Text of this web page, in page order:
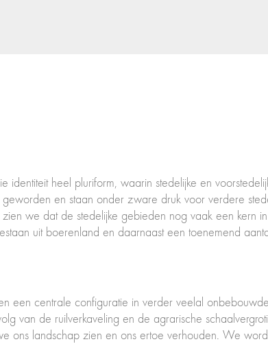
heel pluriform, waarin stedelijke en
en staan onder zware druk voor verdere
we dat de stedelijke gebieden nog vaak een kern in
uit boerenland en daarnaast een toenemend
een centrale configuratie in verder veelal onbebouwde
van de ruilverkaveling en de agrarische
ons landschap zien en ons ertoe verhouden. We